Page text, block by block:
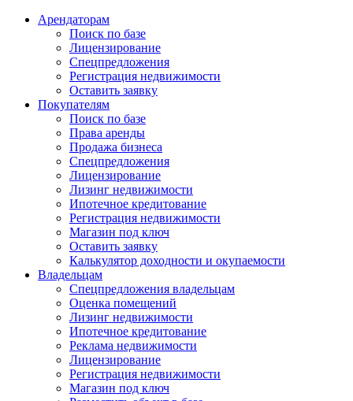
Арендаторам
Поиск по базе
Лицензирование
Спецпредложения
Регистрация недвижимости
Оставить заявку
Покупателям
Поиск по базе
Права аренды
Продажа бизнеса
Спецпредложения
Лицензирование
Лизинг недвижимости
Ипотечное кредитование
Регистрация недвижимости
Магазин под ключ
Оставить заявку
Калькулятор доходности и окупаемости
Владельцам
Спецпредложения владельцам
Оценка помещений
Лизинг недвижимости
Ипотечное кредитование
Реклама недвижимости
Лицензирование
Регистрация недвижимости
Магазин под ключ